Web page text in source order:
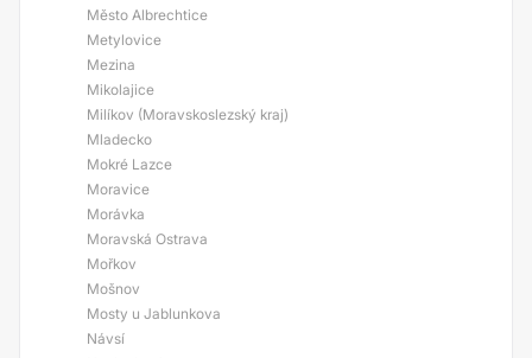
Město Albrechtice
Metylovice
Mezina
Mikolajice
Milíkov (Moravskoslezský kraj)
Mladecko
Mokré Lazce
Moravice
Morávka
Moravská Ostrava
Mořkov
Mošnov
Mosty u Jablunkova
Návsí